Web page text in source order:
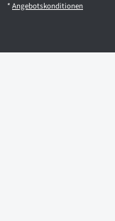
* Angebotskonditionen